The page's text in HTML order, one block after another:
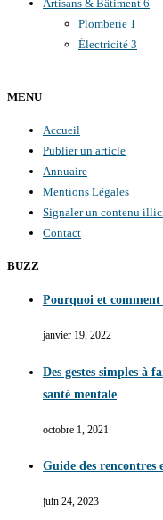
Artisans & Bâtiment 6
Plomberie 1
Électricité 3
MENU
Accueil
Publier un article
Annuaire
Mentions Légales
Signaler un contenu
Contact
BUZZ
Pourquoi et comment
janvier 19, 2022
Des gestes simples à
santé mentale
octobre 1, 2021
Guide des rencontres
juin 24, 2023